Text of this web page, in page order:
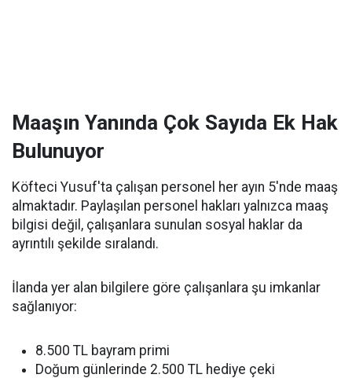
Maaşın Yanında Çok Sayıda Ek Hak
Bulunuyor
Köfteci Yusuf'ta çalışan personel her ayın 5'nde maaş
almaktadır. Paylaşılan personel hakları yalnızca maaş
bilgisi değil, çalışanlara sunulan sosyal haklar da
ayrıntılı şekilde sıralandı.
İlanda yer alan bilgilere göre çalışanlara şu imkanlar
sağlanıyor:
8.500 TL bayram primi
Doğum günlerinde 2.500 TL hediye çeki